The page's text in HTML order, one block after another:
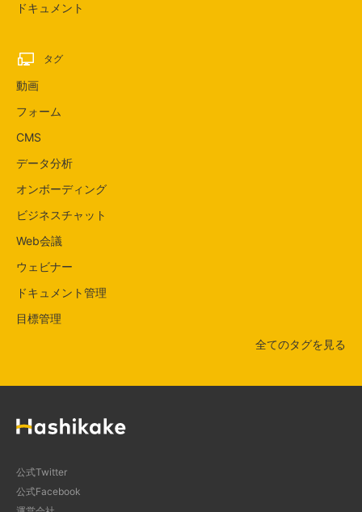
ドキュメント
タグ
動画
フォーム
CMS
データ分析
オンボーディング
ビジネスチャット
Web会議
ウェビナー
ドキュメント管理
目標管理
全てのタグを見る
公式Twitter
公式Facebook